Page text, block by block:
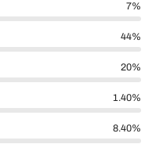
7%
44%
20%
1.40%
8.40%